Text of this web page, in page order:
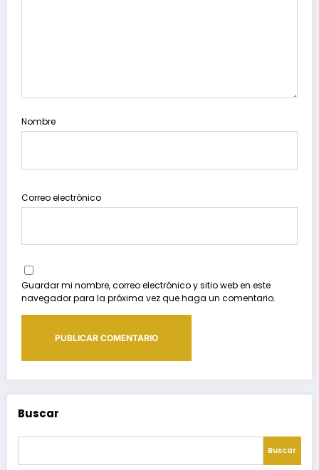
Nombre
Correo electrónico
Guardar mi nombre, correo electrónico y sitio web en este
navegador para la próxima vez que haga un comentario.
Buscar
Buscar